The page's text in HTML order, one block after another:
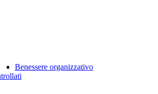
Benessere organizzativo